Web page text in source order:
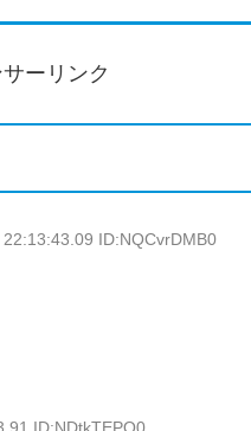
ーリンク
ID:NQCvrDMB0